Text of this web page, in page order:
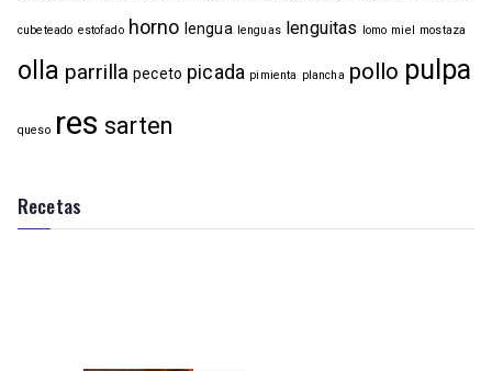
cubeteado estofado horno lengua lenguas lenguitas lomo miel mostaza
olla parrilla peceto picada pimienta plancha pollo pulpa
queso res sarten
Recetas